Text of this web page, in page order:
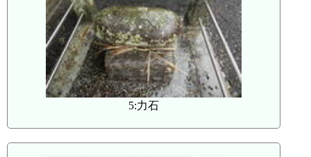
5:力石